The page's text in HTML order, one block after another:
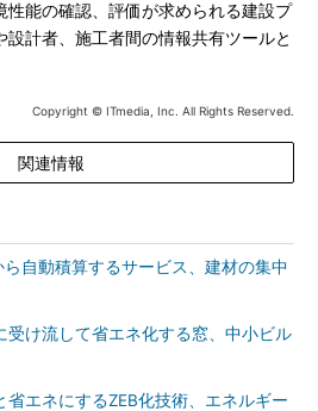
能の確認、評価が求められる建設プ
設計者、施工者間の情報共有ツールと
Copyright © ITmedia, Inc. All Rights Reserved.
関連情報
自動積算するサービス、建材の集中
受け流して省エネ化する窓、中小ビル
省エネにするZEB化技術、エネルギー